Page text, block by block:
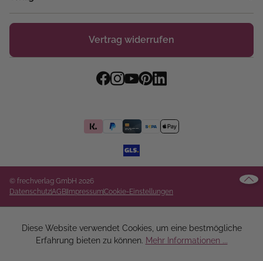
Vertrag widerrufen
© frechverlag GmbH 2026
DatenschutzAGB ImpressumCookie-Einstellungen
Diese Website verwendet Cookies, um eine bestmögliche
Erfahrung bieten zu können. Mehr Informationen ...